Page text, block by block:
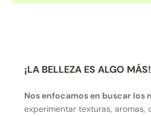
¡LA BELLEZA ES ALGO
Nos enfocamos en buscar los
experimentar texturas, aromas,